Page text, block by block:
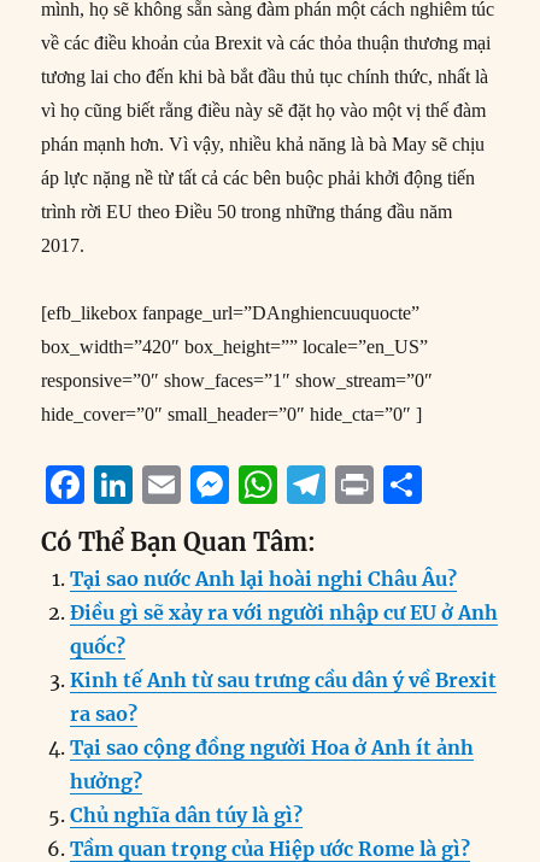
mình, họ sẽ không sẵn sàng đàm phán một cách nghiêm túc
về các điều khoản của Brexit và các thỏa thuận thương mại
tương lai cho đến khi bà bắt đầu thủ tục chính thức, nhất là
vì họ cũng biết rằng điều này sẽ đặt họ vào một vị thế đàm
phán mạnh hơn. Vì vậy, nhiều khả năng là bà May sẽ chịu
áp lực nặng nề từ tất cả các bên buộc phải khởi động tiến
trình rời EU theo Điều 50 trong những tháng đầu năm
2017.
[efb_likebox fanpage_url=”DAnghiencuuquocte”
box_width=”420″ box_height=”” locale=”en_US”
responsive=”0″ show_faces=”1″ show_stream=”0″
hide_cover=”0″ small_header=”0″ hide_cta=”0″ ]
F
a
c
e
b
o
o
k
Li
n
k
e
d
I
n
E
m
ai
l
M
ss
e
n
g
W
h
at
s
A
p
T
e
g
r
a
P
n
t
a
re
Có Thể Bạn Quan Tâm:
Tại sao nước Anh lại hoài nghi Châu Âu?
Điều gì sẽ xảy ra với người nhập cư EU ở Anh
quốc?
Kinh tế Anh từ sau trưng cầu dân ý về Brexit
ra sao?
Tại sao cộng đồng người Hoa ở Anh ít ảnh
hưởng?
Chủ nghĩa dân túy là gì?
Tầm quan trọng của Hiệp ước Rome là gì?